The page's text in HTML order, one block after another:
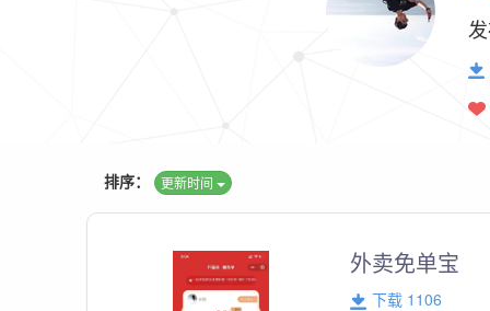
排序： 更新时间
外卖免单宝
下载 1106